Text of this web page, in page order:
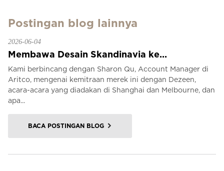
Postingan blog lainnya
2026-06-04
Membawa Desain Skandinavia ke...
Kami berbincang dengan Sharon Qu, Account Manager di
Aritco, mengenai kemitraan merek ini dengan Dezeen,
acara-acara yang diadakan di Shanghai dan Melbourne, dan
apa...
BACA POSTINGAN BLOG